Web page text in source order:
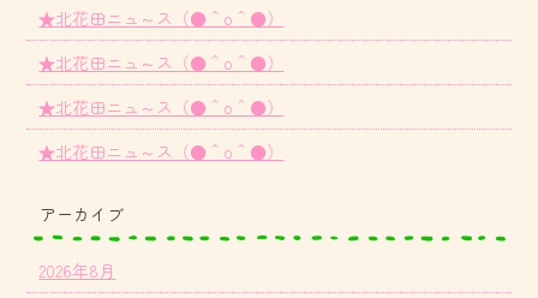
★北花田ニュ～ス（●＾o＾●）
★北花田ニュ～ス（●＾o＾●）
★北花田ニュ～ス（●＾o＾●）
★北花田ニュ～ス（●＾o＾●）
アーカイブ
2026年8月